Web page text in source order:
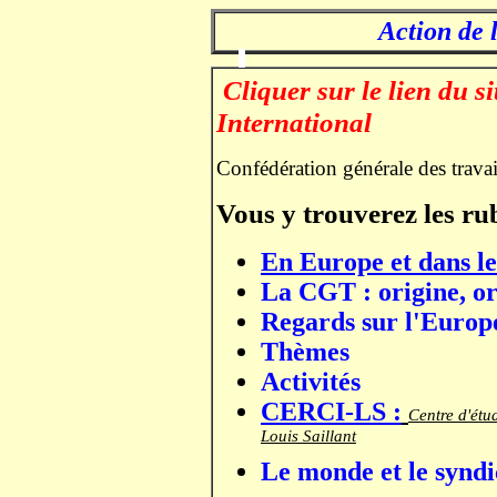
Action de
Cliquer sur le lien du
International
Confédération générale des
Vous y trouverez les
En Europe et dans
La CGT : origine,
Regards sur
Thèmes
Activités
CERCI-LS : Centre
Louis Saillant
Le monde et le